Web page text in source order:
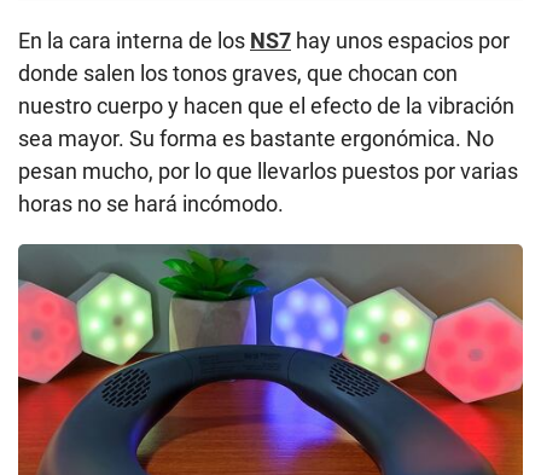
En la cara interna de los NS7 hay unos espacios por
donde salen los tonos graves, que chocan con
nuestro cuerpo y hacen que el efecto de la vibración
sea mayor. Su forma es bastante ergonómica. No
pesan mucho, por lo que llevarlos puestos por varias
horas no se hará incómodo.